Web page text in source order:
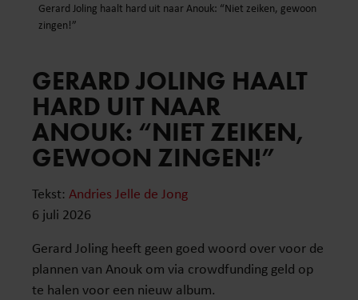
Gerard Joling haalt hard uit naar Anouk: “Niet zeiken, gewoon
zingen!”
GERARD JOLING HAALT
HARD UIT NAAR
ANOUK: “NIET ZEIKEN,
GEWOON ZINGEN!”
Tekst: Andries Jelle de Jong
6 juli 2026
Gerard Joling heeft geen goed woord over voor de
plannen van Anouk om via crowdfunding geld op
te halen voor een nieuw album.